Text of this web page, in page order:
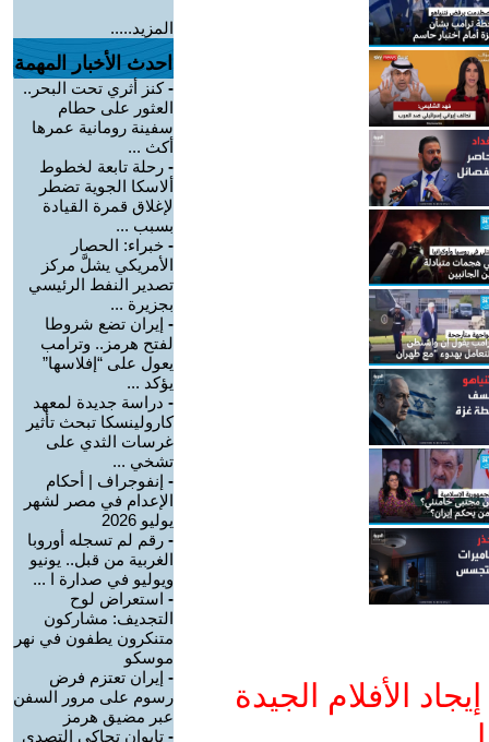
الأفلام الجيدة
المزيد.....
احدث الأخبار المهمة
-كنز أثري تحت البحر..
العثور على حطام
سفينة رومانية عمرها
أكث ...
- رحلة تابعة لخطوط
ألاسكا الجوية تضطر
لإغلاق قمرة القيادة
بسبب ...
- خبراء: الحصار
الأمريكي يشلَّ مركز
تصدير النفط الرئيسي
بجزيرة ...
- إيران تضع شروطا
لفتح هرمز.. وترامب
يعول على “إفلاسها”
يؤكد ...
- دراسة جديدة لمعهد
كارولينسكا تبحث تأثير
غرسات الثدي على
تشخي ...
- إنفوجراف | أحكام
الإعدام في مصر لشهر
يوليو 2026
- رقم لم تسجله أوروبا
الغربية من قبل.. يونيو
ويوليو في صدارة ا ...
- استعراض لوح
التجديف: مشاركون
متنكرون يطفون في نهر
موسكو
- إيران تعتزم فرض
رسوم على مرور السفن
عبر مضيق هرمز
- تايوان تحاكي التصدي